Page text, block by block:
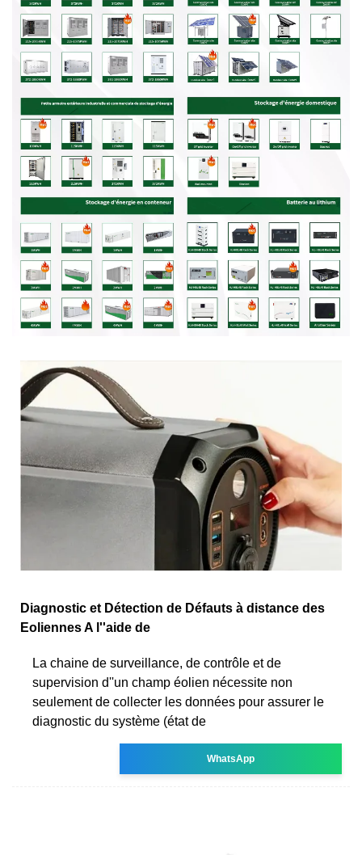
Diagnostic et Détection de Défauts à distance des
Eoliennes A l''aide de
La chaine de surveillance, de contrôle et de
supervision d''un champ éolien nécessite non
seulement de collecter les données pour assurer le
diagnostic du système (état de
WhatsApp